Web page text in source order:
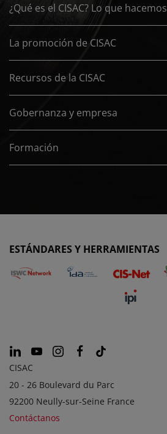
¿Qué es el CISAC? Lo que hacemos
La promoción de CISAC
Recursos de la CISAC
Gobernanza y empresa
Formación
ESTÁNDARES Y HERRAMIENTAS
CISAC
20 - 26 Boulevard du Parc
92200 Neully-sur-Seine France
Contáctanos